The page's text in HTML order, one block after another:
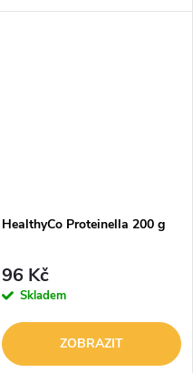
palmového oleje, vegan.
HealthyCo Proteinella 200 g
96 Kč
Skladem
ZOBRAZIT